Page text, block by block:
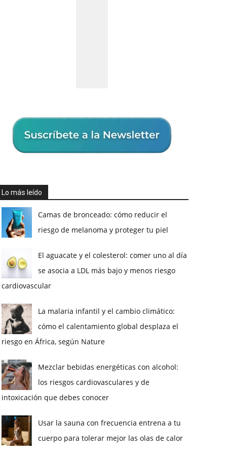
Lo más leído
Camas de bronceado: cómo reducir el
riesgo de melanoma y proteger tu piel
El aguacate y el colesterol: comer uno al día
se asocia a LDL más bajo y menos riesgo
cardiovascular
La malaria infantil y el cambio climático:
cómo el calentamiento global desplaza el
riesgo en África, según Nature
Mezclar bebidas energéticas con alcohol:
los riesgos cardiovasculares y de
intoxicación que debes conocer
Usar la sauna con frecuencia entrena a tu
cuerpo para tolerar mejor las olas de calor